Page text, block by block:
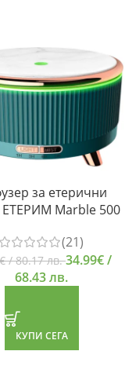
за етерични
ЕТЕРИМ Marble 500
(21)
€/ 80.17 лв.34.99€/
68.43 лв.
КУПИ СЕГА